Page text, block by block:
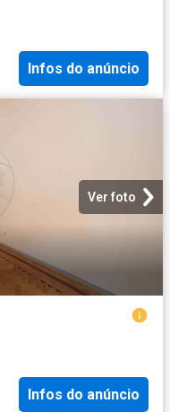
Infos do anúncio
Ver foto
Infos do anúncio